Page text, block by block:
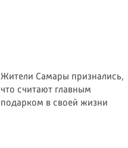
Жители Самары признались,
что считают главным
подарком в своей жизни